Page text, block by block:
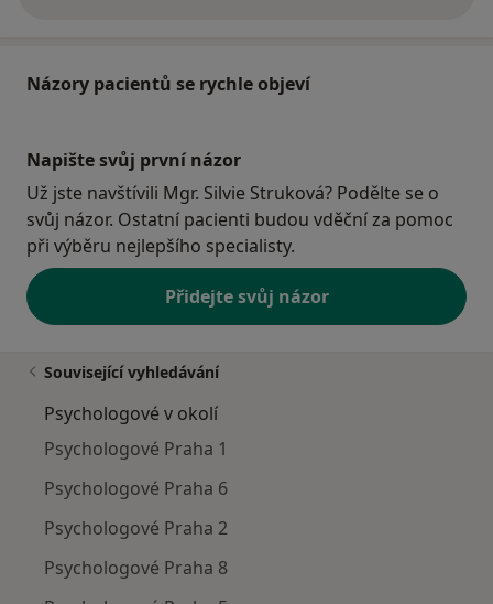
Názory pacientů se rychle objeví
Napište svůj první názor
Už jste navštívili Mgr. Silvie Struková? Podělte se o
svůj názor. Ostatní pacienti budou vděční za pomoc
při výběru nejlepšího specialisty.
Přidejte svůj názor
Související vyhledávání
Psychologové v okolí
Psychologové Praha 1
Psychologové Praha 6
Psychologové Praha 2
Psychologové Praha 8